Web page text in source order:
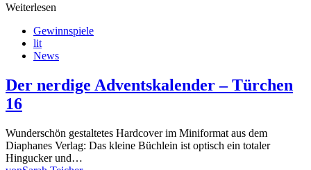
Weiterlesen
Gewinnspiele
lit
News
Der nerdige Adventskalender – Türchen
16
Wunderschön gestaltetes Hardcover im Miniformat aus dem
Diaphanes Verlag: Das kleine Büchlein ist optisch ein totaler
Hingucker und…